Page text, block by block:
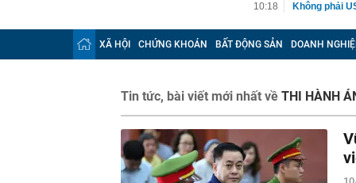
10:18
Không phải
10:16
Cận cảnh
ốc 21 tầng
10:13
Phát hiện
thẳng trụ sở
10:10
Sắp công bố
10:05
Khách Tây
chuẩn đét,
XÃ HỘI CHỨNG KHOÁN BẤT ĐỘNG SẢN DOANH
Tin tức, bài viết mới nhất về THI HÀNH